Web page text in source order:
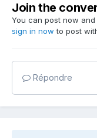
Join the
You can post now
sign in now to post
Répondre